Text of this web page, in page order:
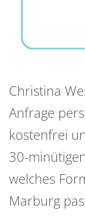
Christina
Anfrage
kostenfrei
30-
welches
Marburg